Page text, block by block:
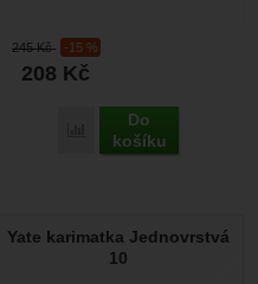
245Kč -15 %
208 Kč
Porovnat
Do
košíku
Yate karimatka Jednovrstvá
10